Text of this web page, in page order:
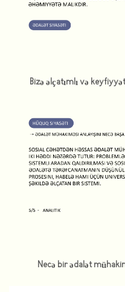
Bizə əlçatımlı və
Necə bir ədalət